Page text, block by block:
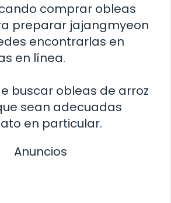
comprar obleas
preparar jajangmyeon
encontrarlas en
en línea.
buscar obleas de arroz
sean adecuadas
en particular.
Anuncios